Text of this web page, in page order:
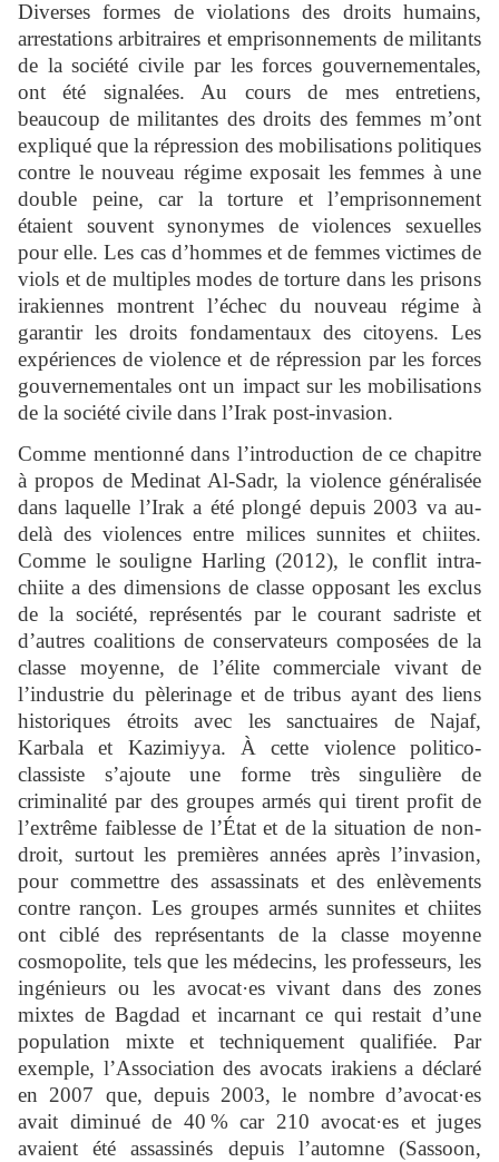
Diverses formes de violations des droits humains,
arrestations arbitraires et emprisonnements de militants
de la société civile par les forces gouvernementales,
ont été signalées. Au cours de mes entretiens,
beaucoup de militantes des droits des femmes m’ont
expliqué que la répression des mobilisations politiques
contre le nouveau régime exposait les femmes à une
double peine, car la torture et l’emprisonnement
étaient souvent synonymes de violences sexuelles
pour elle. Les cas d’hommes et de femmes victimes de
viols et de multiples modes de torture dans les prisons
irakiennes montrent l’échec du nouveau régime à
garantir les droits fondamentaux des citoyens. Les
expériences de violence et de répression par les forces
gouvernementales ont un impact sur les mobilisations
de la société civile dans l’Irak post-invasion.
Comme mentionné dans l’introduction de ce chapitre
à propos de Medinat Al-Sadr, la violence généralisée
dans laquelle l’Irak a été plongé depuis 2003 va au-
delà des violences entre milices sunnites et chiites.
Comme le souligne Harling (2012), le conflit intra-
chiite a des dimensions de classe opposant les exclus
de la société, représentés par le courant sadriste et
d’autres coalitions de conservateurs composées de la
classe moyenne, de l’élite commerciale vivant de
l’industrie du pèlerinage et de tribus ayant des liens
historiques étroits avec les sanctuaires de Najaf,
Karbala et Kazimiyya. À cette violence politico-
classiste s’ajoute une forme très singulière de
criminalité par des groupes armés qui tirent profit de
l’extrême faiblesse de l’État et de la situation de non-
droit, surtout les premières années après l’invasion,
pour commettre des assassinats et des enlèvements
contre rançon. Les groupes armés sunnites et chiites
ont ciblé des représentants de la classe moyenne
cosmopolite, tels que les médecins, les professeurs, les
ingénieurs ou les avocat·es vivant dans des zones
mixtes de Bagdad et incarnant ce qui restait d’une
population mixte et techniquement qualifiée. Par
exemple, l’Association des avocats irakiens a déclaré
en 2007 que, depuis 2003, le nombre d’avocat·es
avait diminué de 40 % car 210 avocat·es et juges
avaient été assassinés depuis l’automne (Sassoon,